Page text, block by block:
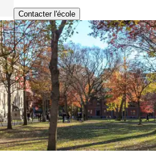
Contacter l'école